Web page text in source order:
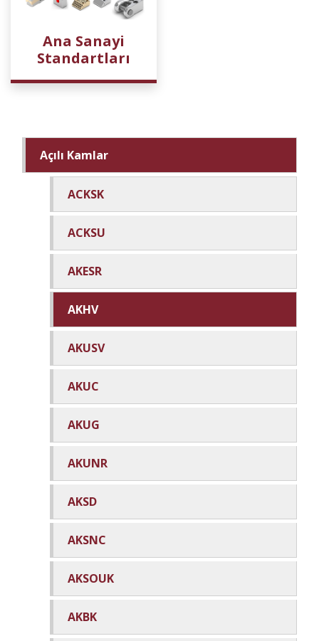
Ana Sanayi
Standartları
Açılı Kamlar
ACKSK
ACKSU
AKESR
AKHV
AKUSV
AKUC
AKUG
AKUNR
AKSD
AKSNC
AKSOUK
AKBK